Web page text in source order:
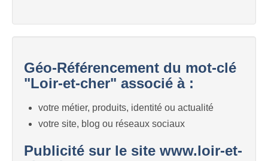
Géo-Référencement du mot-clé
"Loir-et-cher" associé à :
votre métier, produits, identité ou actualité
votre site, blog ou réseaux sociaux
Publicité sur le site www.loir-et-